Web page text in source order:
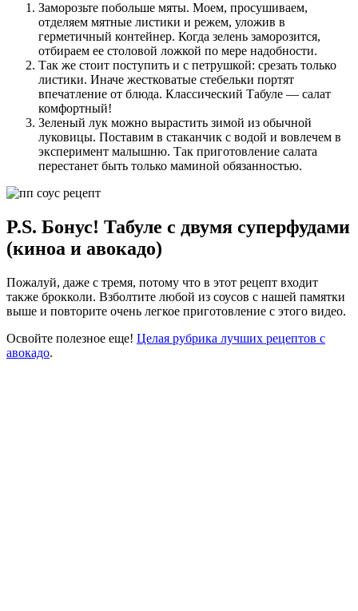
Заморозьте побольше мяты. Моем, просушиваем,
отделяем мятные листики и режем, уложив в
герметичный контейнер. Когда зелень заморозится,
отбираем ее столовой ложкой по мере надобности.
Так же стоит поступить и с петрушкой: срезать только
листики. Иначе жестковатые стебельки портят
впечатление от блюда. Классический Табуле — салат
комфортный!
Зеленый лук можно вырастить зимой из обычной
луковицы. Поставим в стаканчик с водой и вовлечем в
эксперимент малышню. Так приготовление салата
перестанет быть только маминой обязанностью.
P.S. Бонус! Табуле с двумя суперфудами
(киноа и авокадо)
Пожалуй, даже с тремя, потому что в этот рецепт входит
также брокколи. Взболтите любой из соусов с нашей памятки
выше и повторите очень легкое приготовление с этого видео.
Освойте полезное еще! Целая рубрика лучших рецептов с
авокадо.